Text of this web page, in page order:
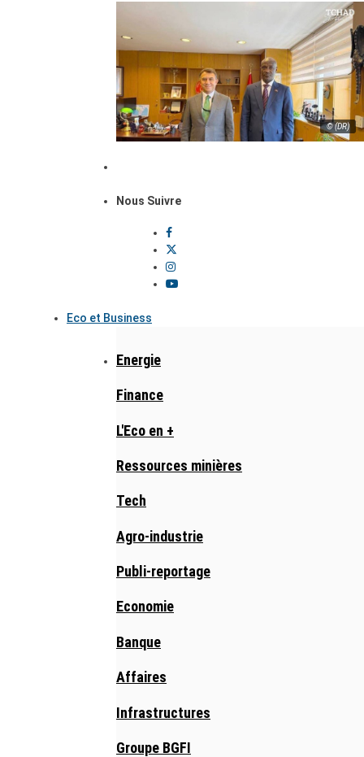
© (DR)
Nous Suivre
Eco et Business
Energie
Finance
L'Eco en +
Ressources minières
Tech
Agro-industrie
Publi-reportage
Economie
Banque
Affaires
Infrastructures
Groupe BGFI